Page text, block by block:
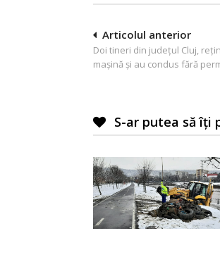
Navigare
în
Articolul anterior
Doi tineri din județul Cluj,
mașină și au condus fără
S-ar putea să îți